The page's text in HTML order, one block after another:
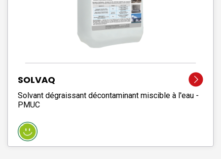
SOLVAQ
Solvant dégraissant décontaminant miscible à l'eau -
PMUC